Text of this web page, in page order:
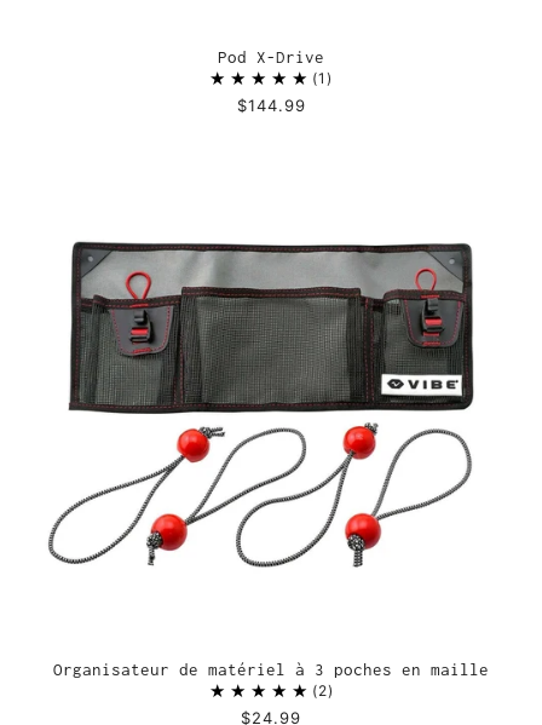
Pod X-Drive
1
$144.99
Organisateur de matériel à 3 poches en maille
2
$24.99